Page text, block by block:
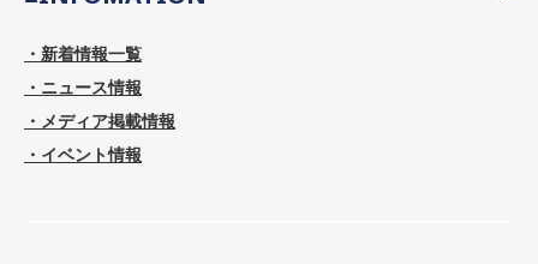
・新着情報一覧
・ニュース情報
・メディア掲載情報
・イベント情報